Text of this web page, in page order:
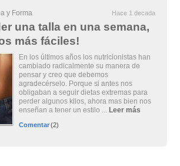
y Forma Hace 1 decada
una talla en una semana,
más fáciles!
En los últimos años los nutricionistas han
cambiado radicalmente su manera de
pensar y creo que debemos
agradecérselo. Porque si antes nos
obligaban a seguir dietas extremas para
perder algunos kilos, ahora mas bien nos
enseñan a tener un estilo ... Leer más
Comentar(2)